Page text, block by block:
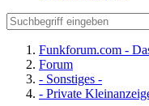
Funkforum.com -
Forum
- Sonstiges -
- Private